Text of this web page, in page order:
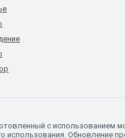
с использованием
Обновление